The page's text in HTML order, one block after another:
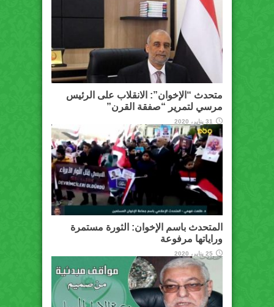
متحدث “الإخوان”: الانقلاب على الرئيس
مرسي لتمرير “صفقة القرن”
31 يناير، 2020
المتحدث باسم الإخوان: الثورة مستمرة
وراياتها مرفوعة
25 يناير، 2020